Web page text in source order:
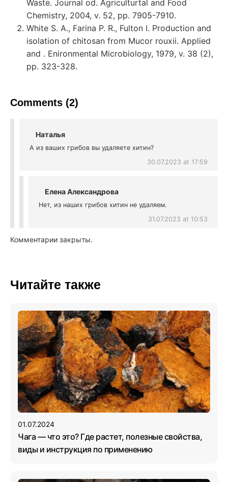
Waste. Journal od. Agriculturtal and Food
Chemistry, 2004, v. 52, pp. 7905-7910.
White S. A., Farina P. R., Fulton I. Production and
isolation of chitosan from Mucor rouxii. Applied
and . Enironmental Microbiology, 1979, v. 38 (2),
pp. 323-328.
Comments (2)
Наталья
А из ваших грибов вы удаляете хитин?
30.07.2023 at 17:59
Елена Александрова
Нет, из наших грибов хитин не удаляем.
31.07.2023 at 10:53
Комментарии закрыты.
Читайте также
01.07.2024
Чага — что это? Где растет, полезные свойства,
виды и инструкция по применению